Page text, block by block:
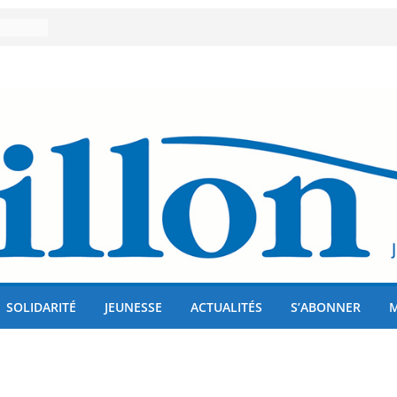
!
SOLIDARITÉ JEUNESSE ACTUALITÉS S’ABONNER